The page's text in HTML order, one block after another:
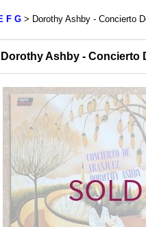
F G > Dorothy Ashby - Concierto
Dorothy Ashby - Concierto